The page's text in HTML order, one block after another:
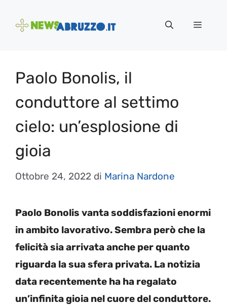
Menu
Paolo Bonolis, il
conduttore al settimo
cielo: un’esplosione di
gioia
Ottobre 24, 2022 di Marina Nardone
Paolo Bonolis vanta soddisfazioni enormi
in ambito lavorativo. Sembra però che la
felicità sia arrivata anche per quanto
riguarda la sua sfera privata. La notizia
data recentemente ha ha regalato
un’infinita gioia nel cuore del conduttore.